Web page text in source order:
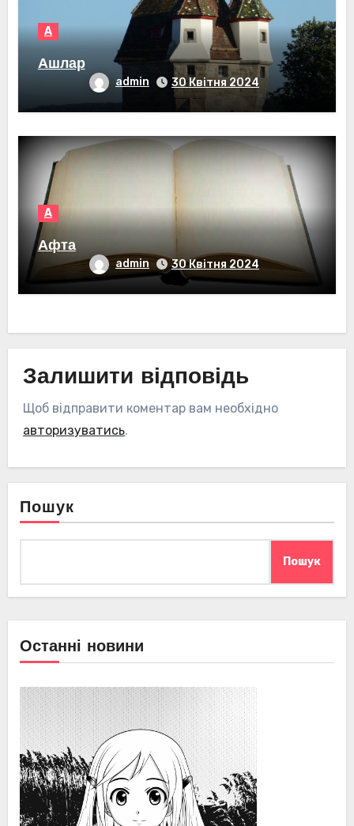
А
Ашлар
admin 30 Квітня 2024
А
Афта
admin 30 Квітня 2024
Залишити відповідь
Щоб відправити коментар вам необхідно
авторизуватись.
Пошук
Пошук
Останні новини